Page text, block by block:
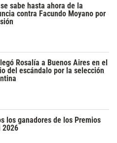
sabe hasta ahora de la
contra Facundo Moyano por
Rosalía a Buenos Aires en el
del escándalo por la selección
los ganadores de los Premios
2026